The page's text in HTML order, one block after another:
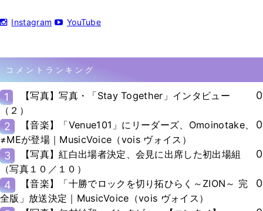
Instagram YouTube
コメントランキング
1
【写真】写真・「Stay Together」インタビュー
（２）
0
2
【音楽】「Venue101」にリーダーズ、Omoinotake、
≠MEが登場｜MusicVoice（vois ヴォイス）
0
3
【写真】紅白出場者決定、会見に出席した初出場組
（写真１０／１０）
0
4
【音楽】「十勝でロックを切り拓ひらく～ZION～ 完
全版」放送決定｜MusicVoice（vois ヴォイス）
0